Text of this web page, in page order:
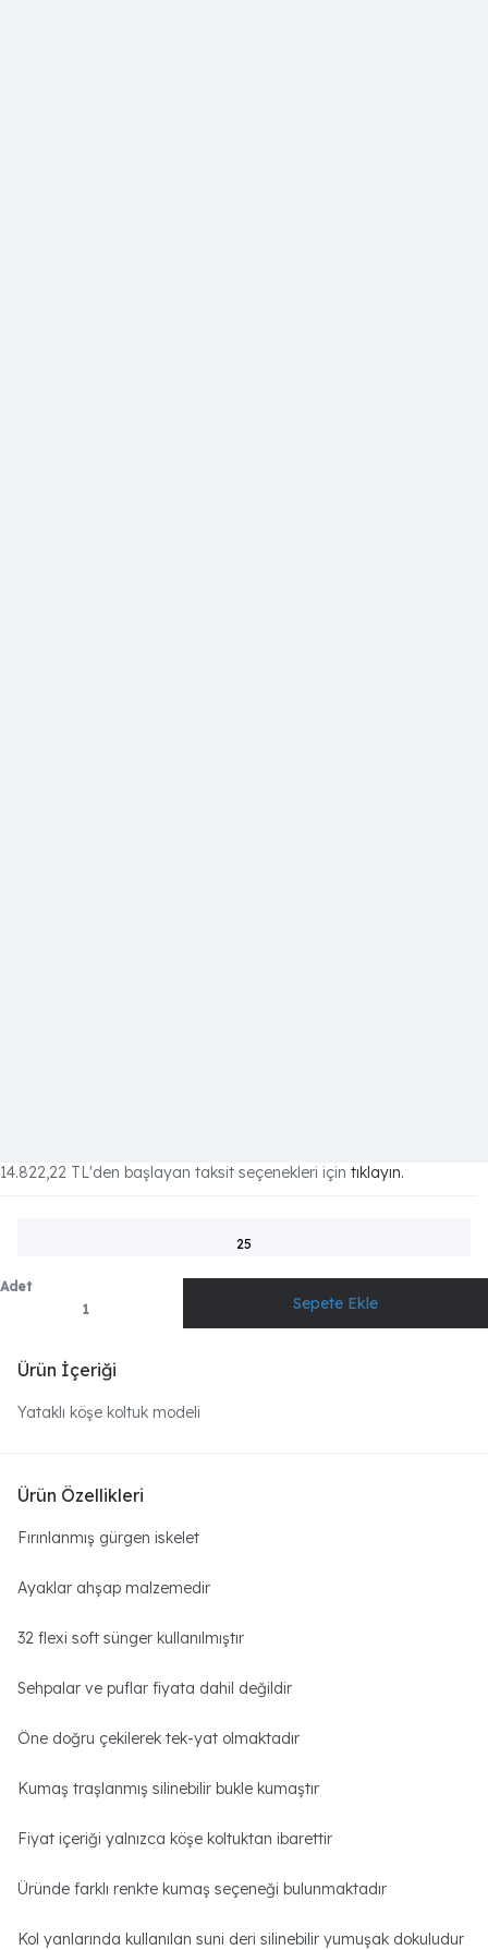
14.822,22 TL'den başlayan taksit seçenekleri için tıklayın.
25
Adet
Ürün İçeriği
Yataklı köşe koltuk modeli
Ürün Özellikleri
Fırınlanmış gürgen iskelet
Ayaklar ahşap malzemedir
32 flexi soft sünger kullanılmıştır
Sehpalar ve puflar fiyata dahil değildir
Öne doğru çekilerek tek-yat olmaktadır
Kumaş traşlanmış silinebilir bukle kumaştır
Fiyat içeriği yalnızca köşe koltuktan ibarettir
Üründe farklı renkte kumaş seçeneği bulunmaktadır
Kol yanlarında kullanılan suni deri silinebilir yumuşak dokuludur